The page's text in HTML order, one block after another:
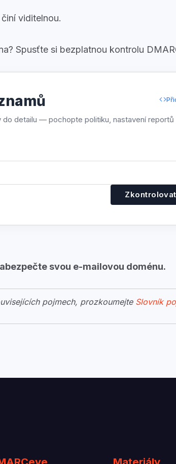
viditelnou.
Spusťte si bezplatnou kontrolu
do detailu — pochopte politiku, nastavení reportů
svou e-mailovou doménu.
pojmech, prozkoumejte Slovník